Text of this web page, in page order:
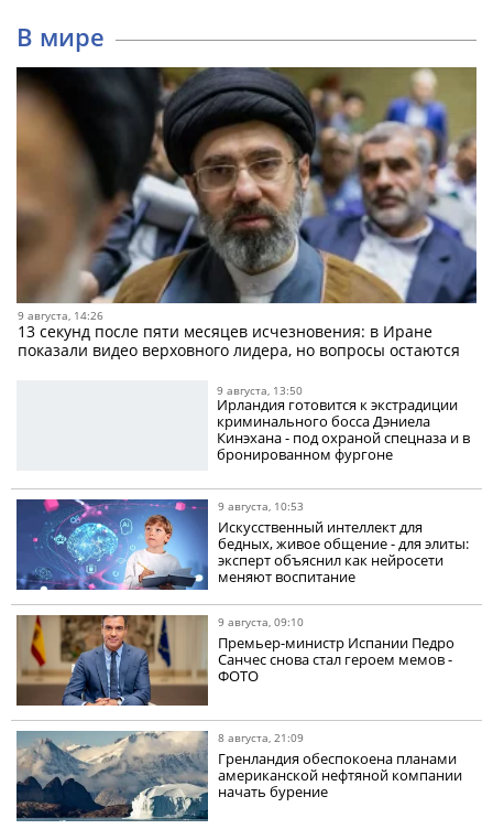
В мире
9 августа, 14:26
13 секунд после пяти месяцев исчезновения: в Иране
показали видео верховного лидера, но вопросы остаются
9 августа, 13:50
Ирландия готовится к экстрадиции
криминального босса Дэниела
Кинэхана - под охраной спецназа и в
бронированном фургоне
9 августа, 10:53
Искусственный интеллект для
бедных, живое общение - для элиты:
эксперт объяснил как нейросети
меняют воспитание
9 августа, 09:10
Премьер-министр Испании Педро
Санчес снова стал героем мемов -
ФОТО
8 августа, 21:09
Гренландия обеспокоена планами
американской нефтяной компании
начать бурение